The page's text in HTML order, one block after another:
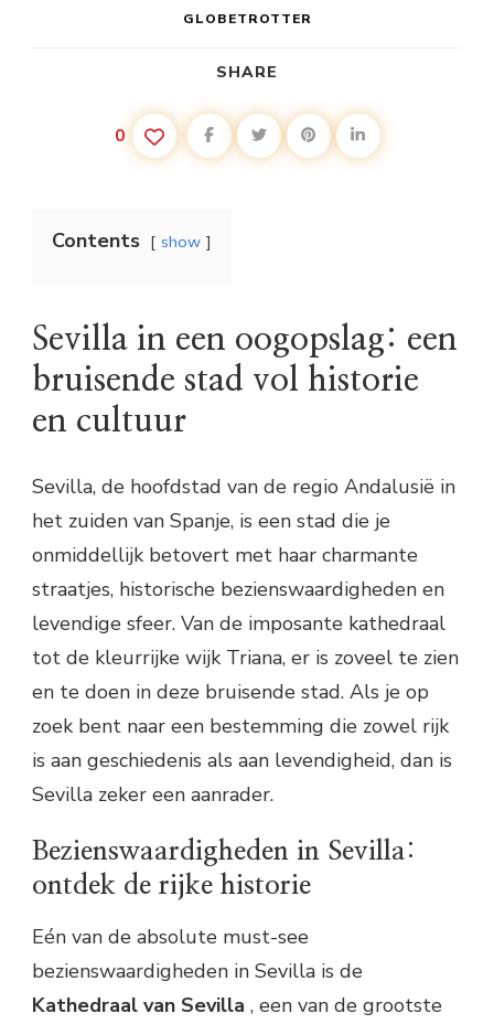
GLOBETROTTER
SHARE
0
Contents show
Sevilla in een oogopslag: een
bruisende stad vol historie
en cultuur
Sevilla, de hoofdstad van de regio Andalusië in
het zuiden van Spanje, is een stad die je
onmiddellijk betovert met haar charmante
straatjes, historische bezienswaardigheden en
levendige sfeer. Van de imposante kathedraal
tot de kleurrijke wijk Triana, er is zoveel te zien
en te doen in deze bruisende stad. Als je op
zoek bent naar een bestemming die zowel rijk
is aan geschiedenis als aan levendigheid, dan is
Sevilla zeker een aanrader.
Bezienswaardigheden in Sevilla:
ontdek de rijke historie
Eén van de absolute must-see
bezienswaardigheden in Sevilla is de
Kathedraal van Sevilla , een van de grootste